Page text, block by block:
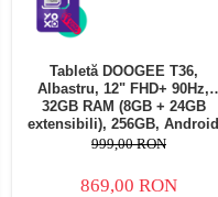
Tabletă DOOGEE T36,
Albastru, 12" FHD+ 90Hz,
32GB RAM (8GB + 24GB
extensibili), 256GB, Android
15, 8800mAh, Dual SIM
999,00 RON
869,00 RON